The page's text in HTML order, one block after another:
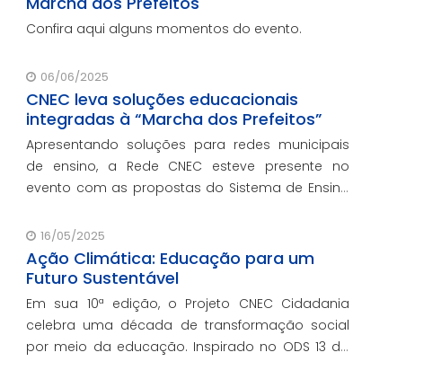
Confira aqui alguns momentos do evento.
06/06/2025
CNEC leva soluções educacionais
integradas à “Marcha dos Prefeitos”
Apresentando soluções para redes municipais
de ensino, a Rede CNEC esteve presente no
evento com as propostas do Sistema de Ensino
docente, serviços de gestão escolar e parcerias
com prefeituras durante e
16/05/2025
Ação Climática: Educação para um
Futuro Sustentável
Em sua 10ª edição, o Projeto CNEC Cidadania
celebra uma década de transformação social
por meio da educação. Inspirado no ODS 13 da